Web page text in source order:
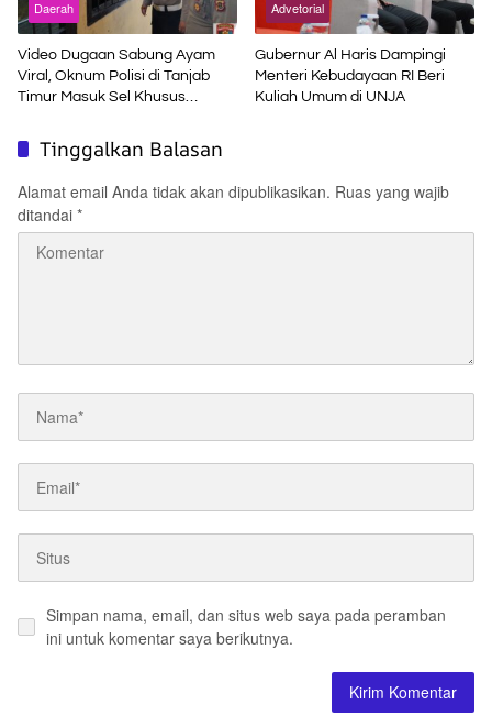
Daerah
Video Dugaan Sabung Ayam
Viral, Oknum Polisi di Tanjab
Timur Masuk Sel Khusus
Advetorial
Gubernur Al Haris Dampingi
Menteri Kebudayaan RI Beri
Kuliah Umum di UNJA
Tinggalkan Balasan
Alamat email Anda tidak akan dipublikasikan. Ruas yang wajib
ditandai *
Simpan nama, email, dan situs web saya pada peramban
ini untuk komentar saya berikutnya.